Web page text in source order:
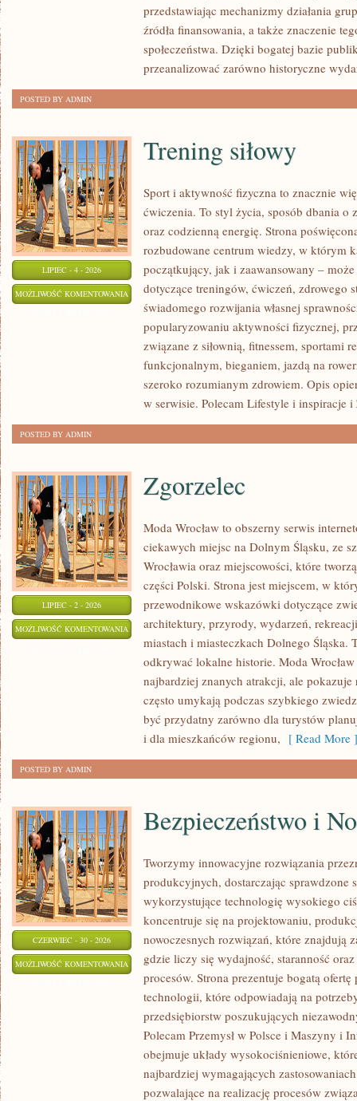
przedstawiając mechanizmy działania
źródła finansowania, a także znaczenie
społeczeństwa. Dzięki bogatej bazie
przeanalizować zarówno historyczne
POSTED BY ADMIN
LIPIEC - 4 - 2026
MOŻLIWOŚĆ KOMENTOWANIA TRENING
SIŁOWY
Trening siłowy
Sport i aktywność fizyczna to znacznie
ćwiczenia. To styl życia, sposób dbania o
oraz codzienną energię. Strona
rozbudowane centrum wiedzy, w którym
początkujący, jak i zaawansowany –
dotyczące treningów, ćwiczeń, zdrowego
świadomego rozwijania własnej
popularyzowaniu aktywności fizycznej,
związane z siłownią, fitnessem, sportami
funkcjonalnym, bieganiem, jazdą na
szeroko rozumianym zdrowiem. Opis
w serwisie. Polecam Lifestyle i inspiracje i
POSTED BY ADMIN
LIPIEC - 2 - 2026
MOŻLIWOŚĆ KOMENTOWANIA ZGORZELEC
Zgorzelec
Moda Wrocław to obszerny serwis
ciekawych miejsc na Dolnym Śląsku, ze
Wrocławia oraz miejscowości, które
części Polski. Strona jest miejscem, w
przewodnikowe wskazówki dotyczące
architektury, przyrody, wydarzeń,
miastach i miasteczkach Dolnego Śląska.
odkrywać lokalne historie. Moda
najbardziej znanych atrakcji, ale
często umykają podczas szybkiego
być przydatny zarówno dla turystów
i dla mieszkańców regionu, [ Read More ]
POSTED BY ADMIN
CZERWIEC - 30 - 2026
MOŻLIWOŚĆ KOMENTOWANIA BEZPIECZEŃSTWO
NORMY
Bezpieczeństwo i
Tworzymy innowacyjne rozwiązania
produkcyjnych, dostarczając sprawdzone
wykorzystujące technologię wysokiego
koncentruje się na projektowaniu,
nowoczesnych rozwiązań, które znajdują
gdzie liczy się wydajność, staranność
procesów. Strona prezentuje bogatą ofertę
technologii, które odpowiadają na
przedsiębiorstw poszukujących
Polecam Przemysł w Polsce i Maszyny i
obejmuje układy wysokociśnieniowe,
najbardziej wymagających
pozwalające na realizację procesów